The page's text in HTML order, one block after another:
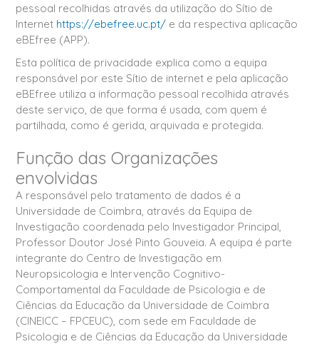
pessoal recolhidas através da utilização do Sítio de
Internet https://ebefree.uc.pt/ e da respectiva aplicação
eBEfree (APP).
Esta política de privacidade explica como a equipa
responsável por este Sítio de internet e pela aplicação
eBEfree utiliza a informação pessoal recolhida através
deste serviço, de que forma é usada, com quem é
partilhada, como é gerida, arquivada e protegida.
Função das Organizações
envolvidas
A responsável pelo tratamento de dados é a
Universidade de Coimbra, através da Equipa de
Investigação coordenada pelo Investigador Principal,
Professor Doutor José Pinto Gouveia. A equipa é parte
integrante do Centro de Investigação em
Neuropsicologia e Intervenção Cognitivo-
Comportamental da Faculdade de Psicologia e de
Ciências da Educação da Universidade de Coimbra
(CINEICC – FPCEUC), com sede em Faculdade de
Psicologia e de Ciências da Educação da Universidade